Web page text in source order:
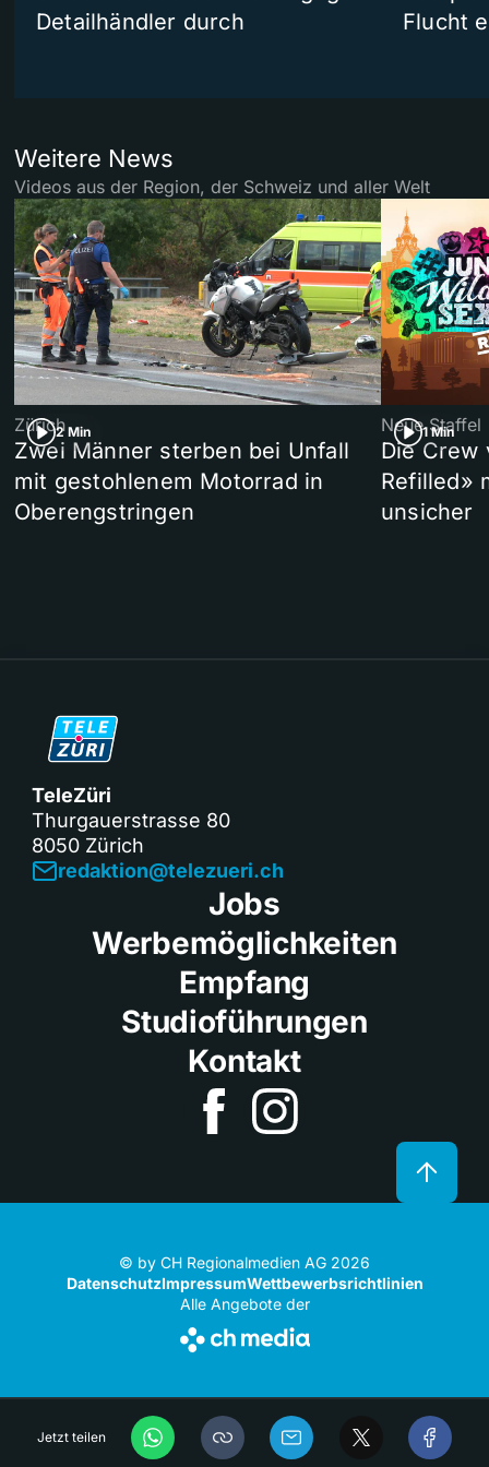
Jetzt teilen
Detailhändler durch
Flucht
Weitere News
Videos aus der Region, der Schweiz und aller Welt
2 Min
Zürich
Zwei Männer sterben bei Unfall
mit gestohlenem Motorrad in
Oberengstringen
1 Min
Neue Staffel
Die Crew
Refilled»
unsicher
TeleZüri
Thurgauerstrasse 80
8050 Zürich
redaktion@telezueri.ch
Jobs
Werbemöglichkeiten
Empfang
Studioführungen
Kontakt
© by CH Regionalmedien AG 2026
DatenschutzImpressumWettbewerbsrichtlinien
Alle Angebote der